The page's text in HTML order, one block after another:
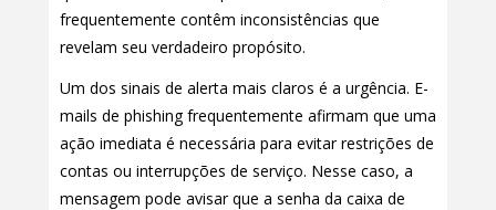
frequentemente contêm inconsistências que
revelam seu verdadeiro propósito.
Um dos sinais de alerta mais claros é a urgência. E-
mails de phishing frequentemente afirmam que uma
ação imediata é necessária para evitar restrições de
contas ou interrupções de serviço. Nesse caso, a
mensagem pode avisar que a senha da caixa de